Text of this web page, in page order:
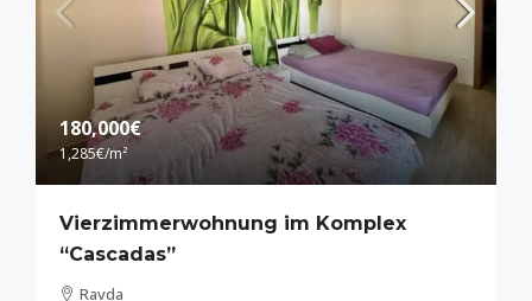
180,000€
1,285€/m²
Vierzimmerwohnung im Komplex
“Cascadas”
Ravda